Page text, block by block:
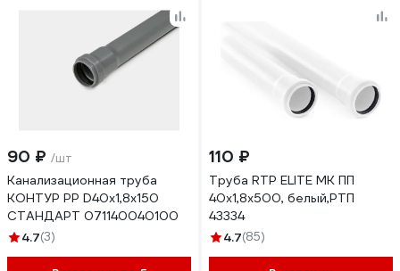
90 ₽ /шт
Канализационная труба
КОНТУР РР D40x1,8x150
СТАНДАРТ 071140040100
4.7(3)
110 ₽
Труба RTP ELITE МК ПП
40x1,8x500, белый,РТП
43334
4.7(85)